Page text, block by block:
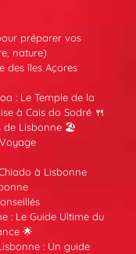
préparer vos
nature)
des îles Açores
: Le Temple de la
à Cais do Sodré 🍴
de Lisbonne 🏖️
à Lisbonne
: Le Guide Ultime du
🌟
: Un guide